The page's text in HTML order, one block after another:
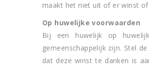
maakt het niet uit of er winst
Op huwelijke voorwaarden
Bij een huwelijk op
gemeenschappelijk zijn. Stel
dat deze winst te danken is